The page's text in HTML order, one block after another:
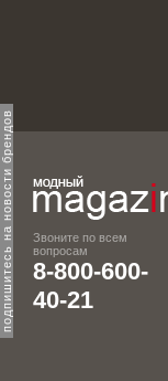
подпишитесь на новости брендов
Звоните по всем
вопросам
8-800-600-
40-21